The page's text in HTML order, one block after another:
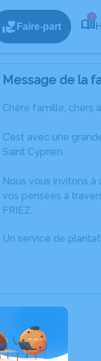
Faire-part
4
Message de la
Chère famille, chers
C’est avec une
Saint Cyprien.
Nous vous invitons
vos pensées à
FRIEZ.
Un service de